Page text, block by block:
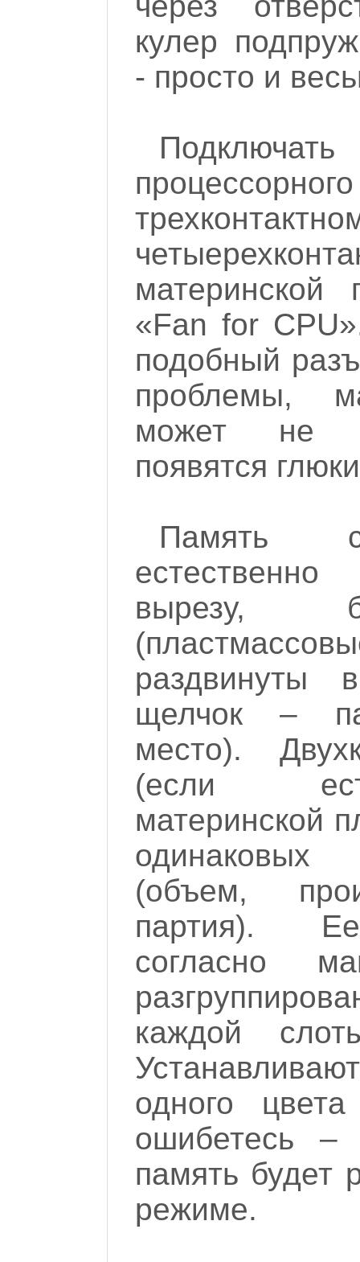
кулер
- просто и
«Fan for
подобный
проблемы,
может не
появятся
Память
вырезу,
раздвинуты
щелчок –
место).
(если
материнской
(объем,
партия).
согласно
каждой
одного
ошибетесь –
память будет
режиме.